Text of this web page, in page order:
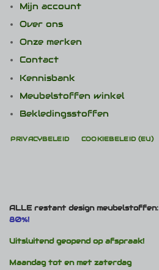
Mijn account
Over ons
Onze merken
Contact
Kennisbank
Meubelstoffen winkel
Bekledingsstoffen
PRIVACYBELEID COOKIEBELEID (EU)
ALLE restant design meubelstoffen:
80%!
Uitsluitend geopend op afspraak!
Maandag tot en met zaterdag